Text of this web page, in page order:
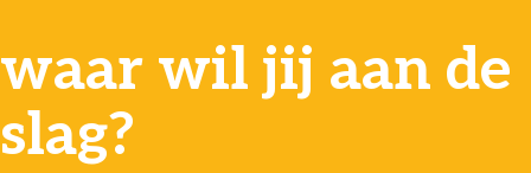
waar wil jij aan de
slag?